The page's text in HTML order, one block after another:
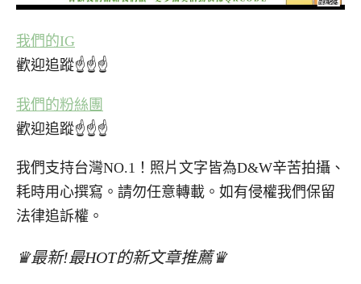
我們的IG
歡迎追蹤☝☝☝
我們的粉絲團
歡迎追蹤☝☝☝
我們支持台灣NO.1！照片文字皆為D&W辛苦拍攝、
耗時用心撰寫。請勿任意轉載。如有侵權我們保留
法律追訴權。
♛最新!最HOT的新文章推薦♛